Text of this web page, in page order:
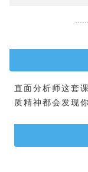
直面分析师这套
质精神都会发现